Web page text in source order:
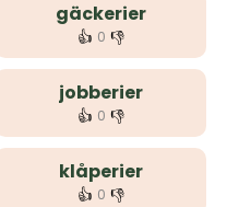
gäckerier
👍 0 👎
jobberier
👍 0 👎
klåperier
👍 0 👎